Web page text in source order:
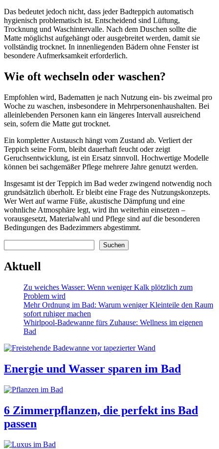
Das bedeutet jedoch nicht, dass jeder Badteppich automatisch
hygienisch problematisch ist. Entscheidend sind Lüftung,
Trocknung und Waschintervalle. Nach dem Duschen sollte die
Matte möglichst aufgehängt oder ausgebreitet werden, damit sie
vollständig trocknet. In innenliegenden Bädern ohne Fenster ist
besondere Aufmerksamkeit erforderlich.
Wie oft wechseln oder waschen?
Empfohlen wird, Badematten je nach Nutzung ein- bis zweimal pro
Woche zu waschen, insbesondere in Mehrpersonenhaushalten. Bei
alleinlebenden Personen kann ein längeres Intervall ausreichend
sein, sofern die Matte gut trocknet.
Ein kompletter Austausch hängt vom Zustand ab. Verliert der
Teppich seine Form, bleibt dauerhaft feucht oder zeigt
Geruchsentwicklung, ist ein Ersatz sinnvoll. Hochwertige Modelle
können bei sachgemäßer Pflege mehrere Jahre genutzt werden.
Insgesamt ist der Teppich im Bad weder zwingend notwendig noch
grundsätzlich überholt. Er bleibt eine Frage des Nutzungskonzepts.
Wer Wert auf warme Füße, akustische Dämpfung und eine
wohnliche Atmosphäre legt, wird ihn weiterhin einsetzen –
vorausgesetzt, Materialwahl und Pflege sind auf die besonderen
Bedingungen des Badezimmers abgestimmt.
Suchen
Aktuell
Zu weiches Wasser: Wenn weniger Kalk plötzlich zum
Problem wird
Mehr Ordnung im Bad: Warum weniger Kleinteile den Raum
sofort ruhiger machen
Whirlpool-Badewanne fürs Zuhause: Wellness im eigenen
Bad
Energie und Wasser sparen im Bad
6 Zimmerpflanzen, die perfekt ins Bad
passen